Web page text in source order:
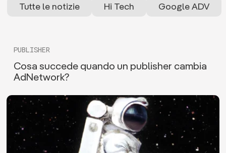
Tutte le notizie Hi Tech Google ADV
PUBLISHER
Cosa succede quando un publisher cambia
AdNetwork?